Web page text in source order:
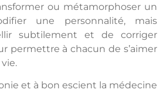
ou métamorphoser un
une personnalité, mais
subtilement et de corriger
permettre à chacun de s’aimer
et à bon escient la médecine